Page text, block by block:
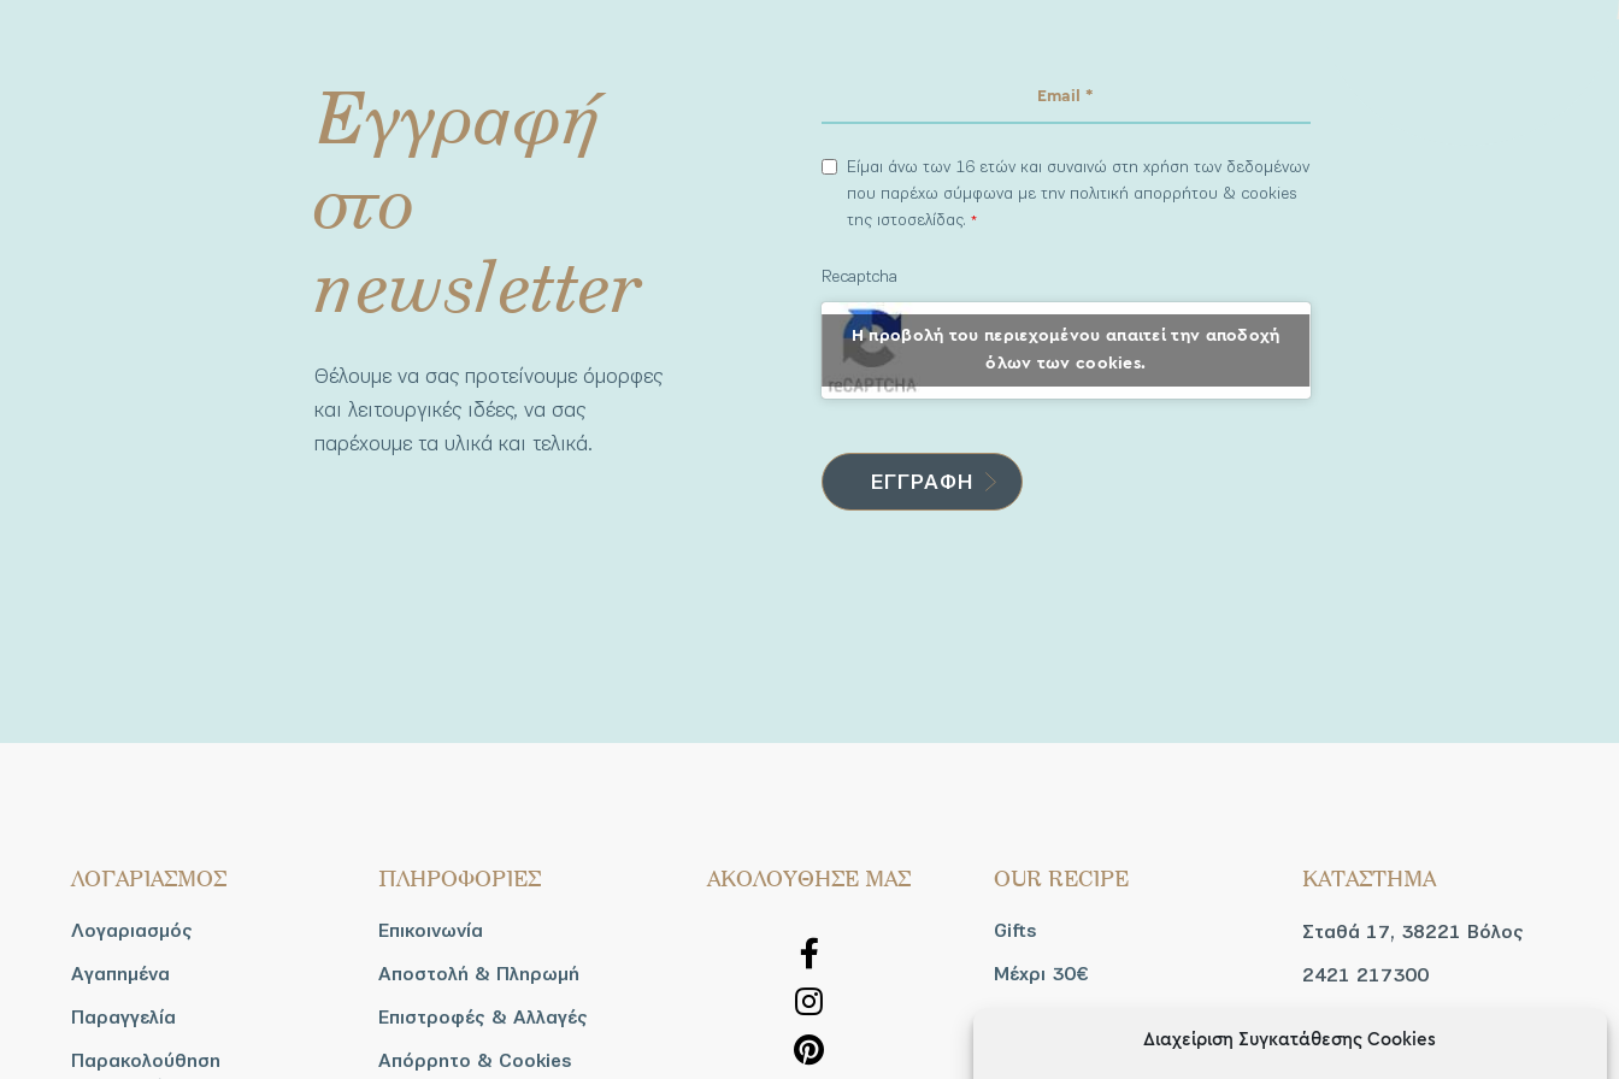
Διαχείριση Συγκατάθεσης Cookies
Εγγραφή
στο
newsletter
Θέλουμε να σας προτείνουμε όμορφες
και λειτουργικές ιδέες, να σας
παρέχουμε τα υλικά και τελικά.
Είμαι άνω των 16 ετών και συναινώ στη χρήση των δεδομένων
που παρέχω σύμφωνα με την πολιτική απορρήτου & cookies
της ιστοσελίδας.*
Recaptcha
Η προβολή του περιεχομένου απαιτεί την αποδοχή
όλων των cookies.
ΛΟΓΑΡΙΑΣΜΟΣ
Λογαριασμός
Αγαπημένα
Παραγγελία
Παρακολούθηση
ΠΛΗΡΟΦΟΡΙΕΣ
Επικοινωνία
Αποστολή & Πληρωμή
Επιστροφές & Αλλαγές
Απόρρητο & Cookies
AΚΟΛΟΥΘΗΣΕ ΜΑΣ OUR RECIPE
Gifts
Μέχρι 30€
ΚΑΤΑΣΤΗΜΑ
Σταθά 17, 38221 Βόλος
2421 217300